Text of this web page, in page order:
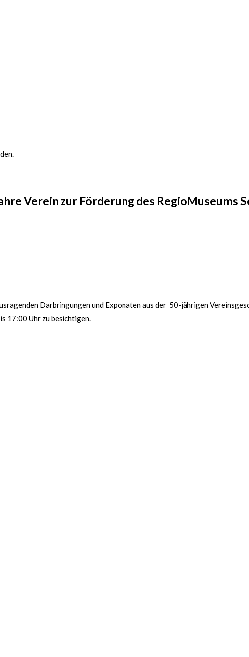
Verein zur Förderung des RegioMuseums
Darbringungen und Exponaten aus der 50-jährigen
17:00 Uhr zu besichtigen.